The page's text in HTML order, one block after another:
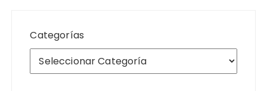
Categorías